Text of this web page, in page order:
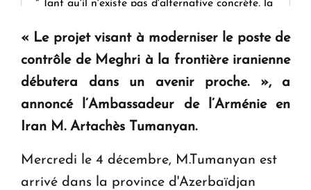
" Tant qu'il n'existe pas d'alternative concrète, la
KASA : 30 ans d'audace, de résilience et d'avenir
en Arménie
Le premier hôtel Hyatt Regency d'Arménie
« Le projet visant à moderniser le poste de
contrôle de Meghri à la frontière iranienne
débutera dans un avenir proche. », a
annoncé l’Ambassadeur de l’Arménie en
Iran M. Artachès Tumanyan.
Mercredi le 4 décembre, M.Tumanyan est
arrivé dans la province d'Azerbaïdjan